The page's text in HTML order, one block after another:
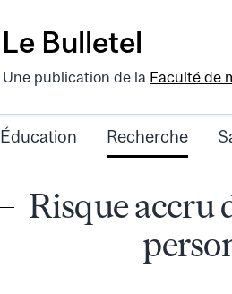
Le Bulletel
Une publication de la Faculté de
Éducation Recherche
Risque accru